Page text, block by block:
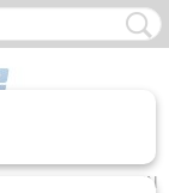
UW WINKELWAGEN